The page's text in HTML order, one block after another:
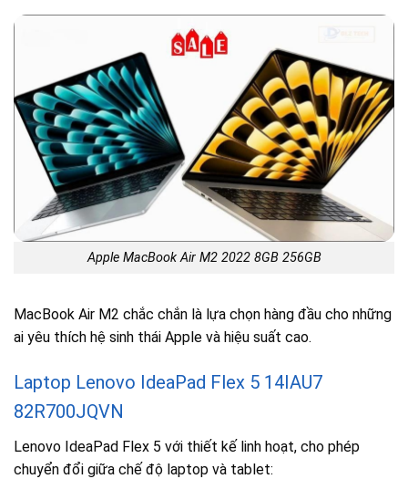
Apple MacBook Air M2 2022 8GB 256GB
MacBook Air M2 chắc chắn là lựa chọn hàng đầu cho những
ai yêu thích hệ sinh thái Apple và hiệu suất cao.
Laptop Lenovo IdeaPad Flex 5 14IAU7
82R700JQVN
Lenovo IdeaPad Flex 5 với thiết kế linh hoạt, cho phép
chuyển đổi giữa chế độ laptop và tablet: